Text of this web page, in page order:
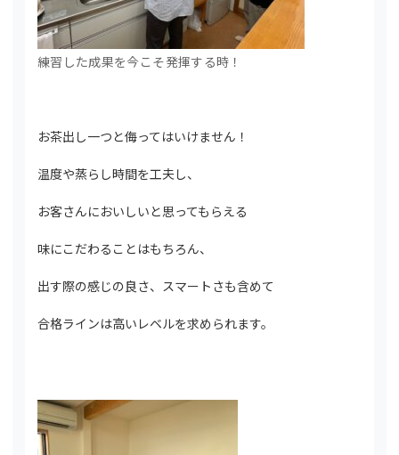
練習した成果を今こそ発揮する時！
お茶出し一つと侮ってはいけません！
温度や蒸らし時間を工夫し、
お客さんにおいしいと思ってもらえる
味にこだわることはもちろん、
出す際の感じの良さ、スマートさも含めて
合格ラインは高いレベルを求められます。